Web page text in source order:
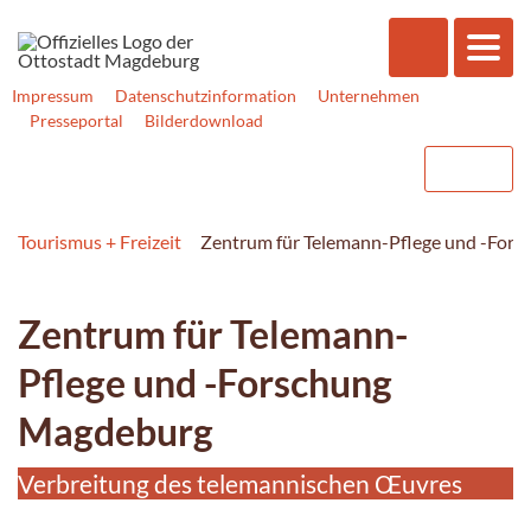
Impressum Datenschutzinformation
Unternehmen
Presseportal
Bilderdownload
Tourismus + Freizeit Zentrum für Telemann-Pflege und -
Zentrum für Telemann-
Pflege und -Forschung
Magdeburg
Verbreitung des telemannischen Œuvres